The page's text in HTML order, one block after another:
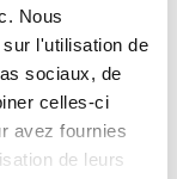
Nous
l'utilisation de
sociaux, de
celles-ci
avez fournies
de leurs
kommunikéieren.
(C4005) an « La